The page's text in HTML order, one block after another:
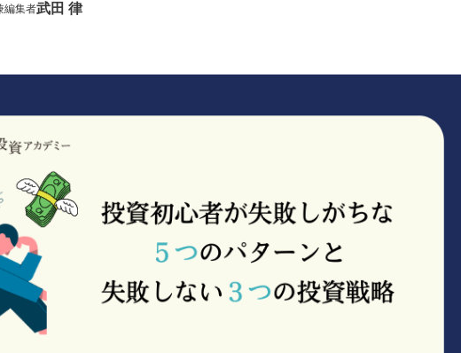
武田 律
編集者